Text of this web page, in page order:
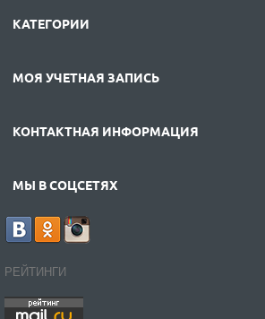
КАТЕГОРИИ
МОЯ УЧЕТНАЯ ЗАПИСЬ
КОНТАКТНАЯ ИНФОРМАЦИЯ
МЫ В СОЦСЕТЯХ
РЕЙТИНГИ